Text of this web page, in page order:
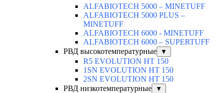
ALFABIOTECH 5000 – MINETUFF
ALFABIOTECH 5000 PLUS –
MINETUFF
ALFABIOTECH 6000 - MINETUFF
ALFABIOTECH 6000 – SUPERTUFF
РВД высокотемпературные
▼
R5 EVOLUTION HT 150
1SN EVOLUTION HT 150
2SN EVOLUTION HT 150
РВД низкотемпературные
▼